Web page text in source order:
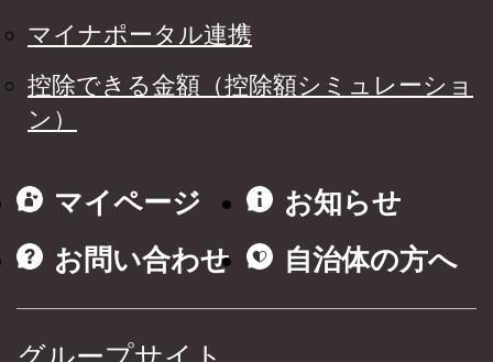
マイナポータル連携
控除できる金額（控除額シミュレーショ
ン）
マイページ
お知らせ
お問い合わせ
自治体の方へ